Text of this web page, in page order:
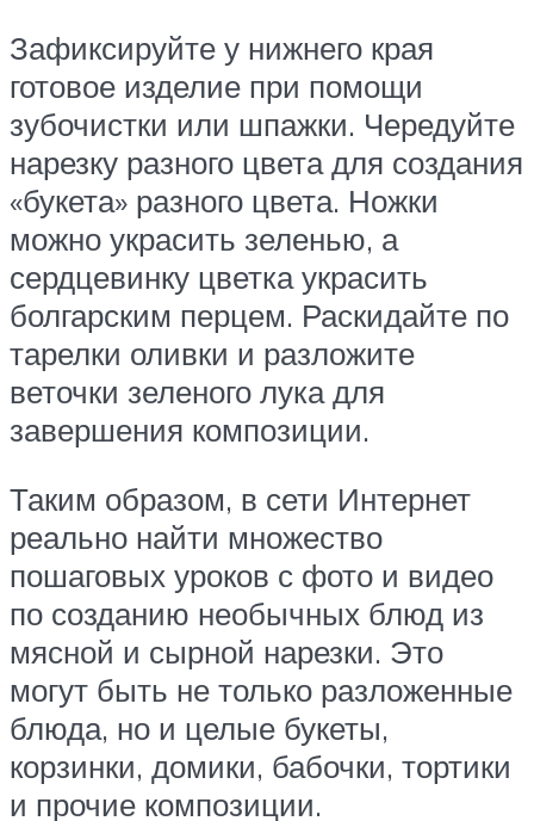
Зафиксируйте у нижнего края
готовое изделие при помощи
зубочистки или шпажки. Чередуйте
нарезку разного цвета для создания
«букета» разного цвета. Ножки
можно украсить зеленью, а
сердцевинку цветка украсить
болгарским перцем. Раскидайте по
тарелки оливки и разложите
веточки зеленого лука для
завершения композиции.
Таким образом, в сети Интернет
реально найти множество
пошаговых уроков с фото и видео
по созданию необычных блюд из
мясной и сырной нарезки. Это
могут быть не только разложенные
блюда, но и целые букеты,
корзинки, домики, бабочки, тортики
и прочие композиции.